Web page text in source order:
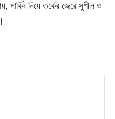
পার্কিং নিয়ে তর্কের জেরে সুশীল ও